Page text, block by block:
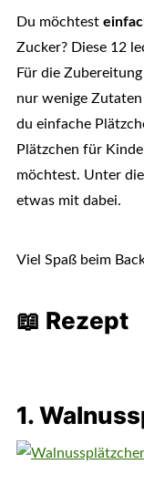
Du möchtest
Zucker? Diese 12
Für die
nur wenige
du einfache
Plätzchen für
möchtest. Unter
etwas mit dabei.
Viel Spaß beim
📖 Rezept
1.